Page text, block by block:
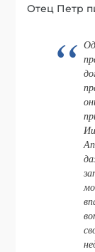
Отец Петр